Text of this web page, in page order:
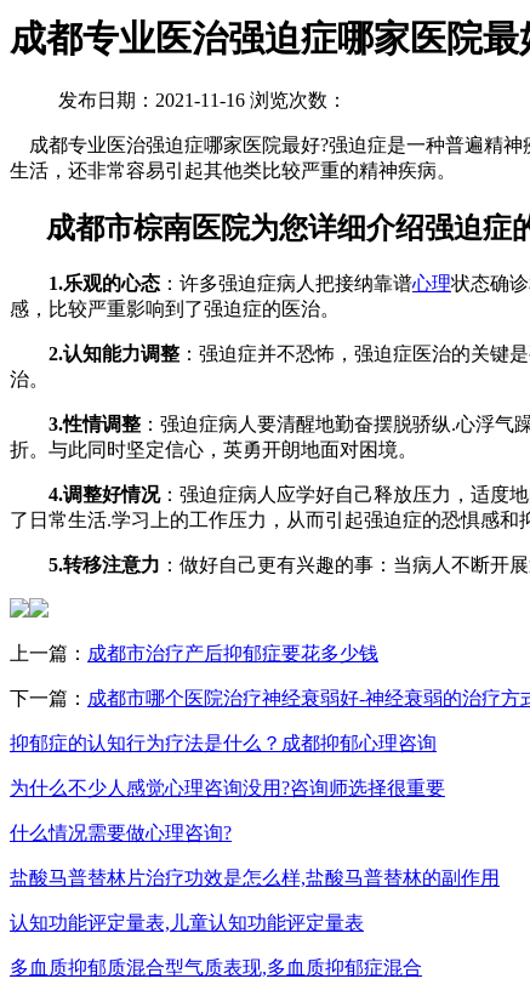
成都专业医治强迫症哪家医院
发布日期：2021-11-16 浏览次数：
成都专业医治强迫症哪家医院最好?强迫症是一种普遍精
生活，还非常容易引起其他类比较严重的精神疾病。
成都市棕南医院为您详细介绍强迫症
1.乐观的心态 ：许多强迫症病人把接纳靠谱心理状态确
感，比较严重影响到了强迫症的医治。
2.认知能力调整 ：强迫症并不恐怖，强迫症医治的关键
治。
3.性情调整 ：强迫症病人要清醒地勤奋摆脱骄纵.心浮
折。与此同时坚定信心，英勇开朗地面对困境。
4.调整好情况：强迫症病人应学好自己释放压力，适度
了日常生活.学习上的工作压力，从而引起强迫症的恐惧感和
5.转移注意力 ：做好自己更有兴趣的事：当病人不断开
上一篇： 成都市治疗产后抑郁症要花多少钱
下一篇： 成都市哪个医院治疗神经衰弱好-神经衰弱的治疗方
抑郁症的认知行为疗法是什么？成都抑郁心理咨询
为什么不少人感觉心理咨询没用?咨询师选择很重要
什么情况需要做心理咨询?
盐酸马普替林片治疗功效是怎么样,盐酸马普替林的副作用
认知功能评定量表,儿童认知功能评定量表
多血质抑郁质混合型气质表现,多血质抑郁症混合